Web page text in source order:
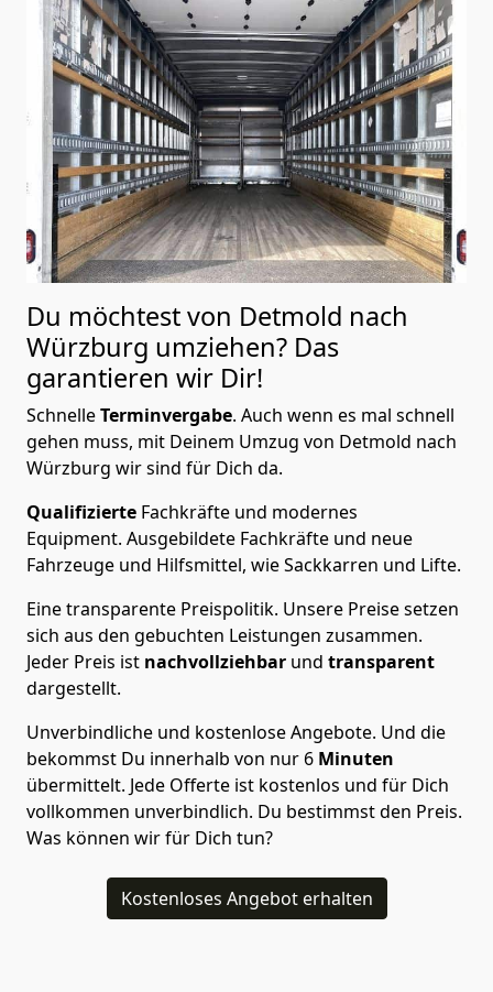
Du möchtest von Detmold nach
Würzburg umziehen? Das
garantieren wir Dir!
SchnelleTerminvergabe. Auch wenn es mal schnell
gehen muss, mit Deinem Umzug von Detmold nach
Würzburg wir sind für Dich da.
Qualifizierte Fachkräfte und modernes
Equipment. Ausgebildete Fachkräfte und neue
Fahrzeuge und Hilfsmittel, wie Sackkarren und Lifte.
Eine transparente Preispolitik. Unsere Preise setzen
sich aus den gebuchten Leistungen zusammen.
Jeder Preis ist nachvollziehbar und transparent
dargestellt.
Unverbindliche und kostenlose Angebote. Und die
bekommst Du innerhalb von nur 6 Minuten
übermittelt. Jede Offerte ist kostenlos und für Dich
vollkommen unverbindlich. Du bestimmst den Preis.
Was können wir für Dich tun?
Kostenloses Angebot erhalten